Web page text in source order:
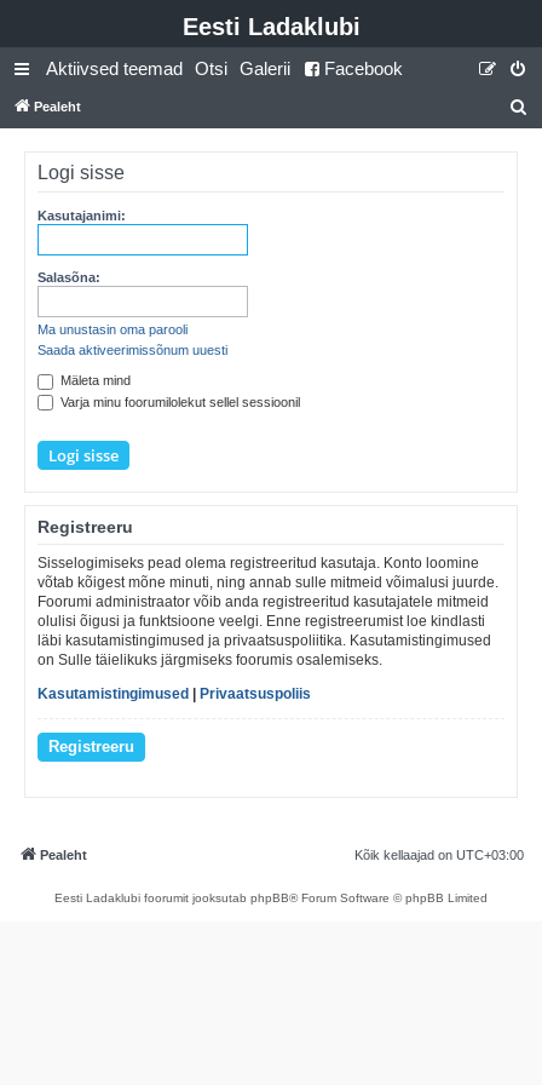
Eesti Ladaklubi
Aktiivsed teemad Otsi Galerii Facebook
Pealeht
t
Logi sisse
Kasutajanimi:
Salasõna:
Ma unustasin oma parooli
Saada aktiveerimissõnum uuesti
Mäleta mind
Varja minu foorumilolekut sellel sessioonil
Registreeru
Sisselogimiseks pead olema registreeritud kasutaja. Konto loomine
võtab kõigest mõne minuti, ning annab sulle mitmeid võimalusi juurde.
Foorumi administraator võib anda registreeritud kasutajatele mitmeid
olulisi õigusi ja funktsioone veelgi. Enne registreerumist loe kindlasti
läbi kasutamistingimused ja privaatsuspoliitika. Kasutamistingimused
on Sulle täielikuks järgmiseks foorumis osalemiseks.
Kasutamistingimused
Privaatsuspoliis
Registreeru
Pealeht Kõik kellaajad on UTC+03:00
Eesti Ladaklubi foorumit jooksutab phpBB® Forum Software © phpBB Limited